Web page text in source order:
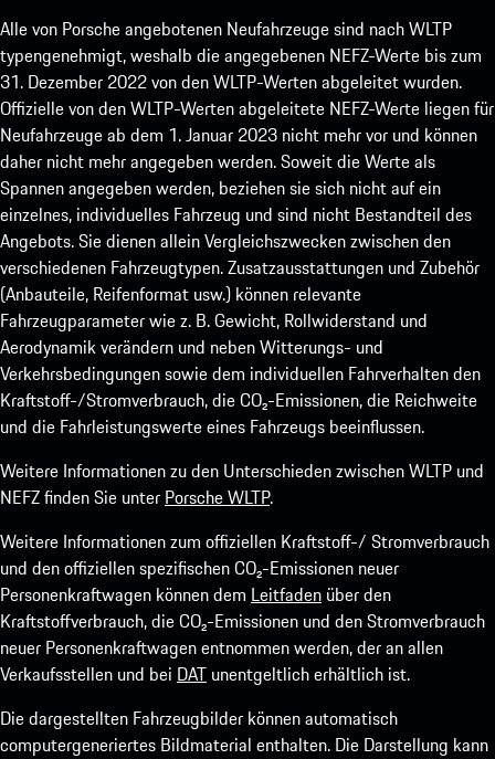
Alle von Porsche angebotenen Neufahrzeuge sind nach WLTP
typengenehmigt, weshalb die angegebenen NEFZ-Werte bis zum
31. Dezember 2022 von den WLTP-Werten abgeleitet wurden.
Offizielle von den WLTP-Werten abgeleitete NEFZ-Werte liegen für
Neufahrzeuge ab dem 1. Januar 2023 nicht mehr vor und können
daher nicht mehr angegeben werden. Soweit die Werte als
Spannen angegeben werden, beziehen sie sich nicht auf ein
einzelnes, individuelles Fahrzeug und sind nicht Bestandteil des
Angebots. Sie dienen allein Vergleichszwecken zwischen den
verschiedenen Fahrzeugtypen. Zusatzausstattungen und Zubehör
(Anbauteile, Reifenformat usw.) können relevante
Fahrzeugparameter wie z. B. Gewicht, Rollwiderstand und
Aerodynamik verändern und neben Witterungs- und
Verkehrsbedingungen sowie dem individuellen Fahrverhalten den
Kraftstoff-/Stromverbrauch, die CO₂-Emissionen, die Reichweite
und die Fahrleistungswerte eines Fahrzeugs beeinflussen.
Weitere Informationen zu den Unterschieden zwischen WLTP und
NEFZ finden Sie unter Porsche WLTP.
Weitere Informationen zum offiziellen Kraftstoff-/ Stromverbrauch
und den offiziellen spezifischen CO₂-Emissionen neuer
Personenkraftwagen können dem Leitfaden über den
Kraftstoffverbrauch, die CO₂-Emissionen und den Stromverbrauch
neuer Personenkraftwagen entnommen werden, der an allen
Verkaufsstellen und bei DAT unentgeltlich erhältlich ist.
Die dargestellten Fahrzeugbilder können automatisch
computergeneriertes Bildmaterial enthalten. Die Darstellung kann